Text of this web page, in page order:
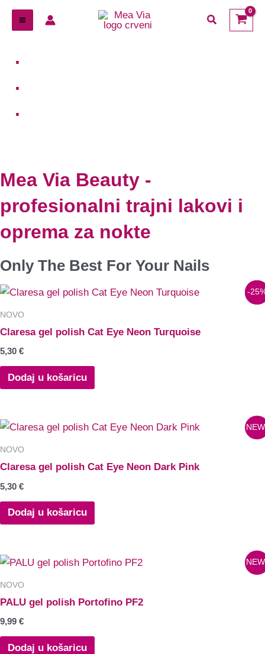
Preskoči
traži
.
.
.
Mea Via Beauty -
profesionalni trajni lakovi i
oprema za nokte
Only The Best For Your Nails
NOVO
Claresa gel polish Cat Eye Neon Turquoise
5,30 €
Dodaj u košaricu
NOVO
Claresa gel polish Cat Eye Neon Dark Pink
5,30 €
Dodaj u košaricu
NOVO
PALU gel polish Portofino PF2
9,99 €
Dodaj u košaricu
-
Raspon
cijena:
do
Ovaj
Opcije
se
odabrati
proizvoda
Cart
Total: